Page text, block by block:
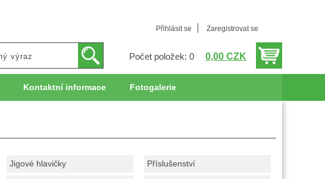
Přihlásit se Zaregistrovat se
Počet položek: 0 0,00 CZK
Kontaktní informace Fotogalerie
Jigové hlavičky Příslušenství